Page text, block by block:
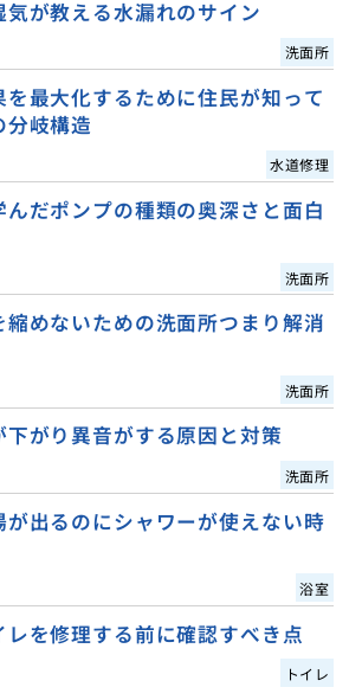
気が教える水漏れのサイン
洗面所
最大化するために住民が知って
分岐構造
水道修理
だポンプの種類の奥深さと面白
洗面所
めないための洗面所つまり解消
洗面所
下がり異音がする原因と対策
洗面所
が出るのにシャワーが使えない時
浴室
を修理する前に確認すべき点
トイレ